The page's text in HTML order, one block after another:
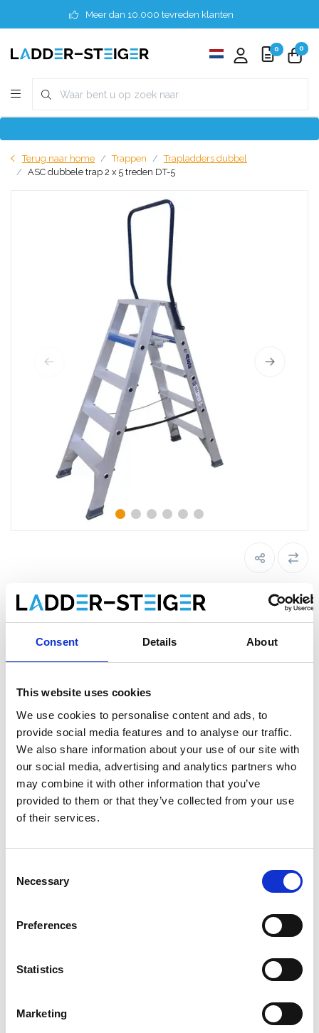
Consent Details About
This website uses cookies
We use cookies to personalise content and ads, to
provide social media features and to analyse our traffic.
We also share information about your use of our site with
our social media, advertising and analytics partners who
may combine it with other information that you’ve
provided to them or that they’ve collected from your use
of their services.
Selection
Necessary
Preferences
Statistics
Marketing
Meer dan 10.000 tevreden klanten
0 0
Terug naar home Trappen
Trapladders dubbel
ASC dubbele trap 2 x 5 treden DT-5
ASC dubbele trap 2 x 5 treden DT-5
Maak een keuze:
€229,00 €254,61 Excl. Btw
€277,09
€308,08
Incl. BTW
Gratis verzending binnen 1-3 werkdagen of afhalen in
Etten-Leur of Maaseik (contacteer onze klantenservice)